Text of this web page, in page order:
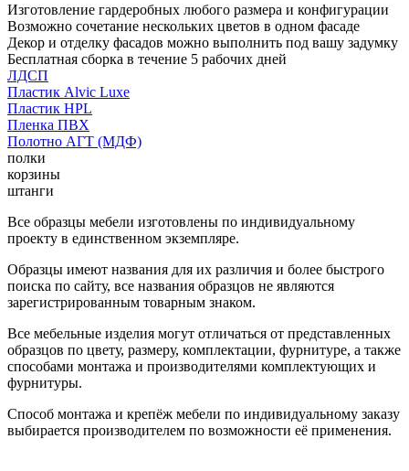
Изготовление гардеробных любого размера и конфигурации
Возможно сочетание нескольких цветов в одном фасаде
Декор и отделку фасадов можно выполнить под вашу задумку
Бесплатная сборка в течение 5 рабочих дней
ЛДСП
Пластик Alvic Luxe
Пластик HPL
Пленка ПВХ
Полотно АГТ (МДФ)
полки
корзины
штанги
Все образцы мебели изготовлены по индивидуальному
проекту в единственном экземпляре.
Образцы имеют названия для их различия и более быстрого
поиска по сайту, все названия образцов не являются
зарегистрированным товарным знаком.
Все мебельные изделия могут отличаться от представленных
образцов по цвету, размеру, комплектации, фурнитуре, а также
способами монтажа и производителями комплектующих и
фурнитуры.
Способ монтажа и крепёж мебели по индивидуальному заказу
выбирается производителем по возможности её применения.